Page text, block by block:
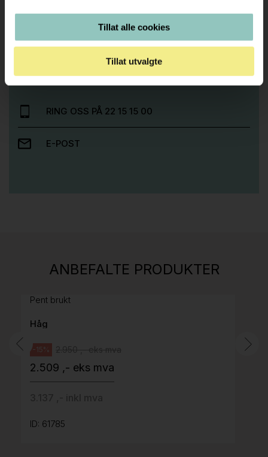
Tillat alle cookies
Tillat utvalgte
Trenger du hjelp med et større kjøp eller
Ta kontakt med oss så hjelper vi deg!
RING OSS PÅ 22 15 15 00
E-POST
ANBEFALTE PRODUKTER
H05 5600 Swingback-armlene Mørk
Pent brukt
Håg
-15%
2.509 ,- eks mva
ID: 61785